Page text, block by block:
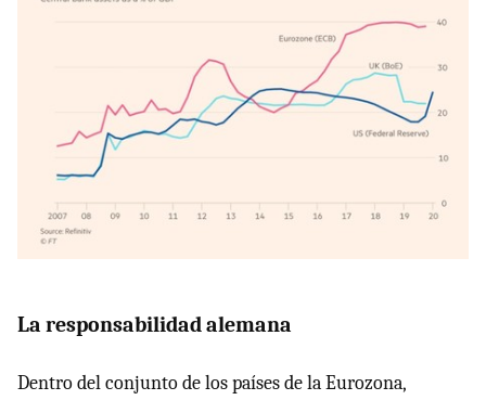
La responsabilidad alemana
Dentro del conjunto de los países de la Eurozona,